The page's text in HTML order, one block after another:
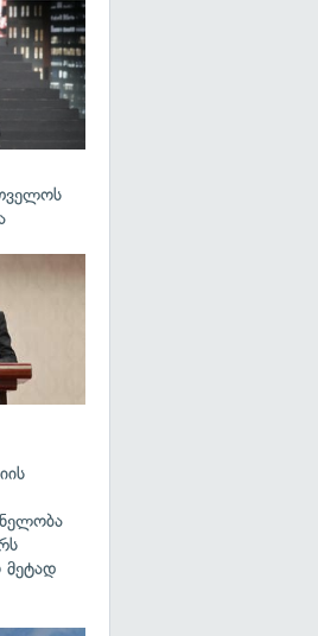
მეტად